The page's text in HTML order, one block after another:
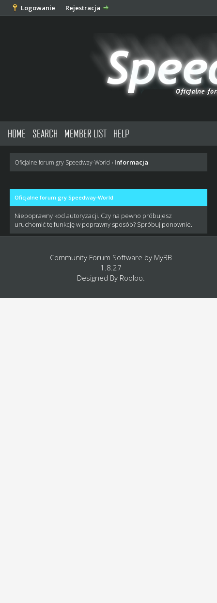
Logowanie Rejestracja
HOME SEARCH MEMBER LIST HELP
Oficjalne forum gry Speedway-World › Informacja
Oficjalne forum gry Speedway-World
Niepoprawny kod autoryzacji. Czy na pewno próbujesz
uruchomić tę funkcję w poprawny sposób? Spróbuj ponownie.
Community Forum Software by MyBB
1.8.27
Designed By Rooloo.